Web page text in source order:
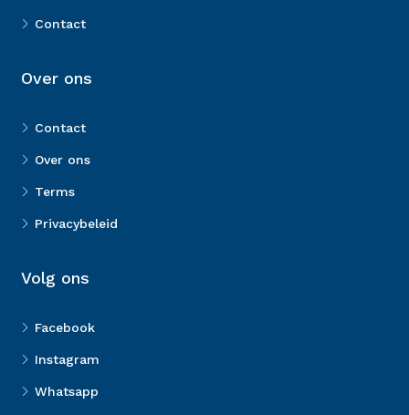
Contact
Over ons
Contact
Over ons
Terms
Privacybeleid
Volg ons
Facebook
Instagram
Whatsapp